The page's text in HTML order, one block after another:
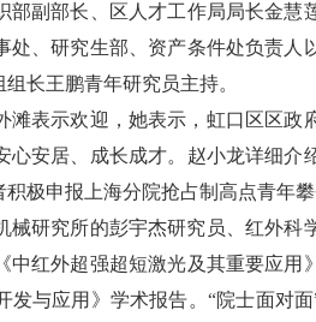
副部长、区人才工作局局长金慧
、研究生部、资产条件处负责人
长王鹏青年研究员主持。
表示欢迎，她表示，虹口区区政
安居、成长成才。赵小龙详细介
极申报上海分院抢占制高点青年攀
研究所的彭宇杰研究员、红外科
红外超强超短激光及其重要应用
与应用》学术报告。“院士面对